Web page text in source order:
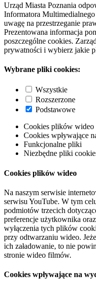
Urząd Miasta Poznania
Informatora
uwagę na przestrzeganie
Prezentowana informacja
poszczególne cookies.
prywatności i wybierz jakie
Wybrane pliki cookies:
Wszystkie
Rozszerzone
Podstawowe
Cookies plików wideo
Cookies wpływające
Funkcjonalne pliki
Niezbędne pliki
Cookies plików wideo
Na naszym serwisie
serwisu YouTube. W tym
podmiotów trzecich
preferencje użytkownika
wyłączenia tych plików
przy odtwarzaniu wideo.
ich załadowanie, to nie
stronie wideo filmów.
Cookies wpływające na